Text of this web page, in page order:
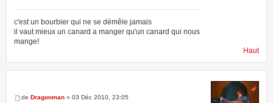
c'est un bourbier qui ne se démêle jamais
il vaut mieux un canard a manger qu'un canard qui nous
mange!
Haut
de Dragonman » 03 Déc 2010, 23:05